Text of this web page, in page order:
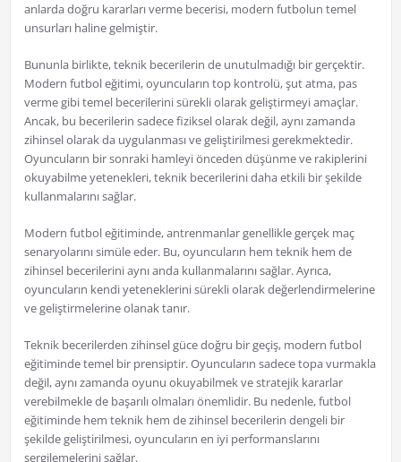
anlarda doğru kararları verme becerisi, modern futbolun temel
unsurları haline gelmiştir.
Bununla birlikte, teknik becerilerin de unutulmadığı bir gerçektir.
Modern futbol eğitimi, oyuncuların top kontrolü, şut atma, pas
verme gibi temel becerilerini sürekli olarak geliştirmeyi amaçlar.
Ancak, bu becerilerin sadece fiziksel olarak değil, aynı zamanda
zihinsel olarak da uygulanması ve geliştirilmesi gerekmektedir.
Oyuncuların bir sonraki hamleyi önceden düşünme ve rakiplerini
okuyabilme yetenekleri, teknik becerilerini daha etkili bir şekilde
kullanmalarını sağlar.
Modern futbol eğitiminde, antrenmanlar genellikle gerçek maç
senaryolarını simüle eder. Bu, oyuncuların hem teknik hem de
zihinsel becerilerini aynı anda kullanmalarını sağlar. Ayrıca,
oyuncuların kendi yeteneklerini sürekli olarak değerlendirmelerine
ve geliştirmelerine olanak tanır.
Teknik becerilerden zihinsel güce doğru bir geçiş, modern futbol
eğitiminde temel bir prensiptir. Oyuncuların sadece topa vurmakla
değil, aynı zamanda oyunu okuyabilmek ve stratejik kararlar
verebilmekle de başarılı olmaları önemlidir. Bu nedenle, futbol
eğitiminde hem teknik hem de zihinsel becerilerin dengeli bir
şekilde geliştirilmesi, oyuncuların en iyi performanslarını
sergilemelerini sağlar.